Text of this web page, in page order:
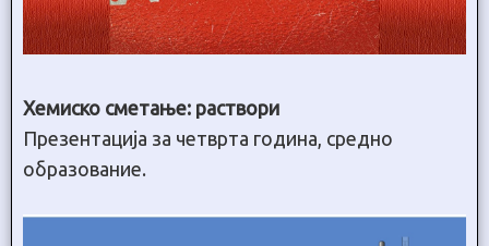
Хемиско сметање: раствори
Презентација за четврта година, средно
образование.